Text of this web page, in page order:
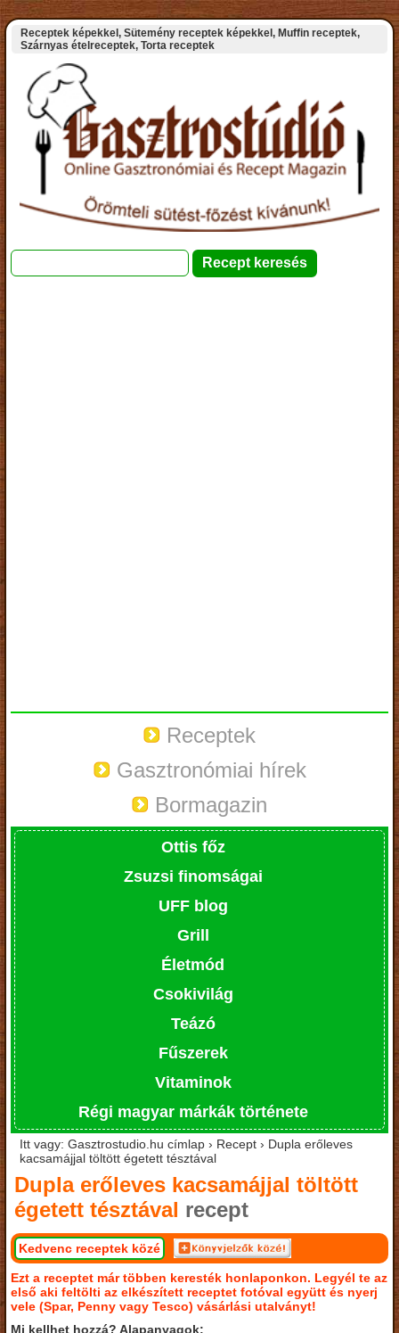
Receptek képekkel, Sütemény receptek képekkel, Muffin receptek,
Szárnyas ételreceptek, Torta receptek
Receptek
Gasztronómiai hírek
Bormagazin
Ottis főz
Zsuzsi finomságai
UFF blog
Grill
Életmód
Csokivilág
Teázó
Fűszerek
Vitaminok
Régi magyar márkák története
Itt vagy: Gasztrostudio.hu címlap › Recept › Dupla erőleves
kacsamájjal töltött égetett tésztával
Dupla erőleves kacsamájjal töltött
égetett tésztával recept
Kedvenc receptek közé
Ezt a receptet már többen keresték honlaponkon. Legyél te az
első aki feltölti az elkészített receptet fotóval együtt és nyerj
vele (Spar, Penny vagy Tesco) vásárlási utalványt!
Mi kellhet hozzá? Alapanyagok: